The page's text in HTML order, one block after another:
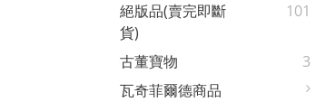
絕版品(賣完即斷
貨)
101
古董寶物
3
瓦奇菲爾德商品